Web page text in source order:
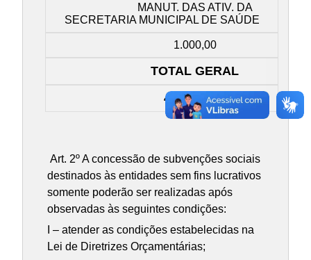
MANUT. DAS ATIV. DA
SECRETARIA MUNICIPAL DE SAÚDE
1.000,00
TOTAL GERAL
413.300,00
Art. 2º A concessão de subvenções sociais
destinados às entidades sem fins lucrativos
somente poderão ser realizadas após
observadas às seguintes condições:
I – atender as condições estabelecidas na
Lei de Diretrizes Orçamentárias;